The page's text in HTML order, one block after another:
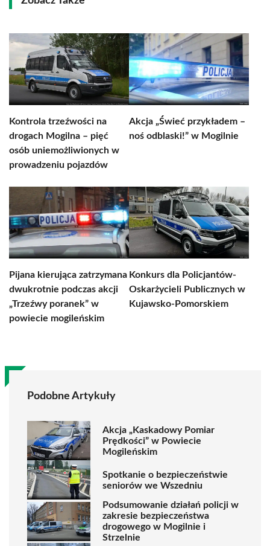
Kontrola trzeźwości na
drogach Mogilna – pięć
osób uniemożliwionych w
prowadzeniu pojazdów
Akcja „Świeć przykładem –
noś odblaski!” w Mogilnie
Pijana kierująca zatrzymana
dwukrotnie podczas akcji
„Trzeźwy poranek” w
powiecie mogileńskim
Konkurs dla Policjantów-
Oskarżycieli Publicznych w
Kujawsko-Pomorskiem
Podobne Artykuły
Akcja „Kaskadowy Pomiar
Prędkości” w Powiecie
Mogileńskim
Spotkanie o bezpieczeństwie
seniorów we Wszedniu
Podsumowanie działań policji w
zakresie bezpieczeństwa
drogowego w Mogilnie i
Strzelnie